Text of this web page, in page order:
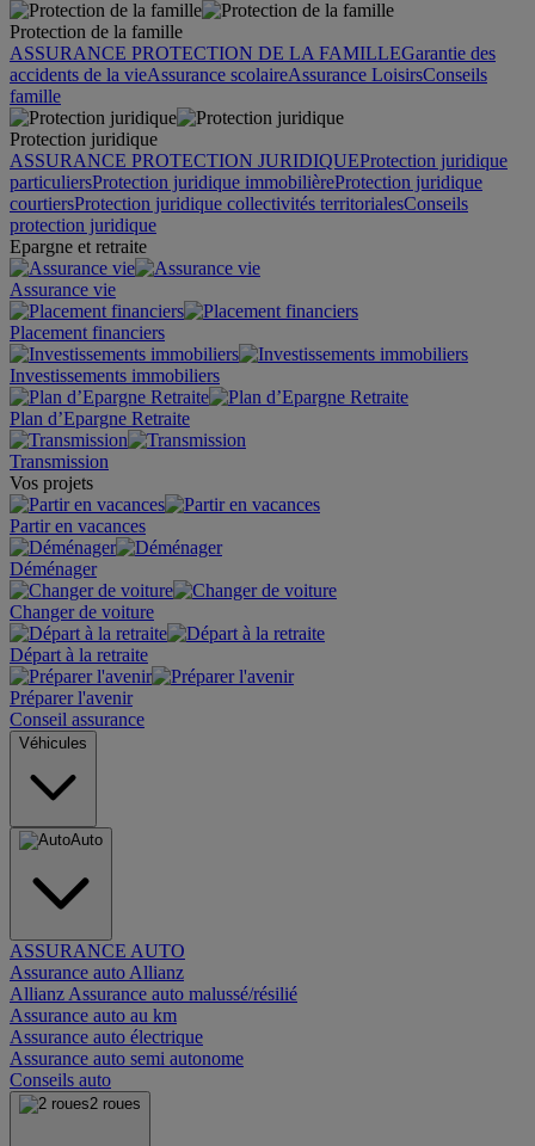
Protection de la famille
ASSURANCE PROTECTION DE LA FAMILLEGarantie des
accidents de la vieAssurance scolaireAssurance LoisirsConseils
famille
Protection juridique
ASSURANCE PROTECTION JURIDIQUEProtection juridique
particuliersProtection juridique immobilièreProtection juridique
courtiersProtection juridique collectivités territorialesConseils
protection juridique
Epargne et retraite
Assurance vie
Placement financiers
Investissements immobiliers
Plan d’Epargne Retraite
Transmission
Vos projets
Partir en vacances
Déménager
Changer de voiture
Départ à la retraite
Préparer l'avenir
Conseil assurance
Véhicules
Auto
ASSURANCE AUTO
Assurance auto Allianz
Allianz Assurance auto malussé/résilié
Assurance auto au km
Assurance auto électrique
Assurance auto semi autonome
Conseils auto
2 roues